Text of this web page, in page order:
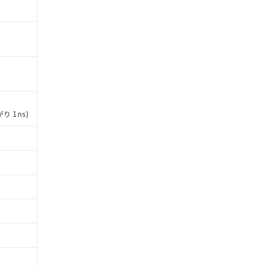
り 1ns)
メンバーズにご登録され
社および当社の共同利用者
利用することをご了承くだ
するものではありません。
間は出荷製品に未対応品が
限り、2022年1月12日よ
響を及ぼさない年数を意
該第三者に通知します。
様担当のオムロン制御